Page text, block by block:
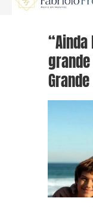
“Ainda